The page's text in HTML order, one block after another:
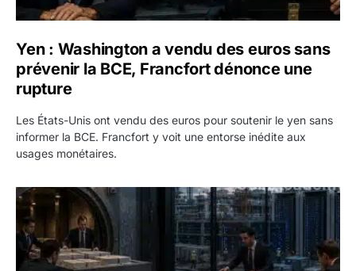
Yen : Washington a vendu des euros sans
prévenir la BCE, Francfort dénonce une
rupture
Les États-Unis ont vendu des euros pour soutenir le yen sans
informer la BCE. Francfort y voit une entorse inédite aux
usages monétaires.
Jane Street négocie le transfert de 11 milliards de